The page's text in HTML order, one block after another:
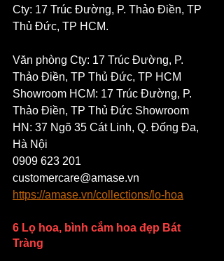
Cty: 17 Trúc Đường, P. Thảo Điền, TP
Thủ Đức, TP HCM.
Văn phòng Cty: 17 Trúc Đường, P.
Thảo Điền, TP Thủ Đức, TP HCM
Showroom HCM: 17 Trúc Đường, P.
Thảo Điền, TP Thủ Đức Showroom
HN: 37 Ngõ 35 Cát Linh, Q. Đống Đa,
Hà Nội
0909 623 201
customercare@amase.vn
https://amase.vn/collections/lo-hoa
6 Lọ hoa, bình cắm hoa đẹp Bát
Tràng